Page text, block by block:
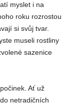
myslet i na
roku rozrostou
si svůj tvar.
museli rostliny
sazenice
Ať už
netradičních